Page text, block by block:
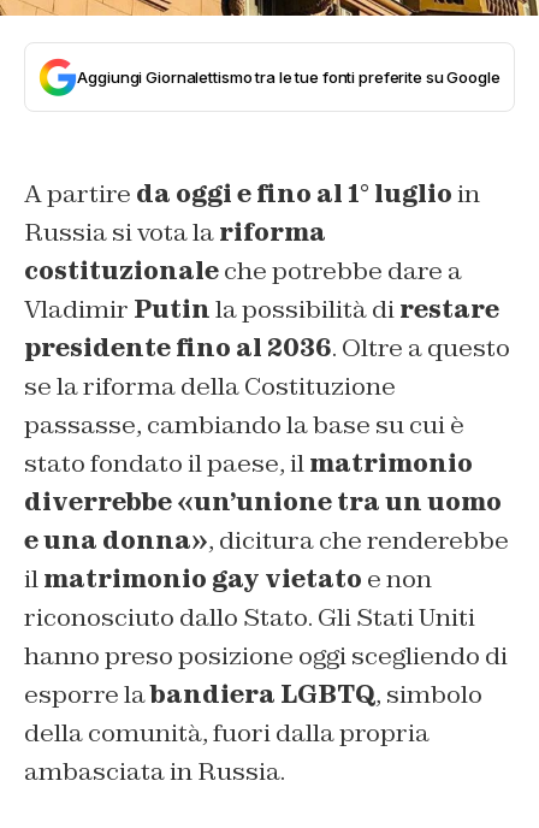
Aggiungi Giornalettismo tra le tue fonti preferite su Google
A partire da oggi e fino al 1° luglioin
Russia si vota lariforma
costituzionaleche potrebbe dare a
Vladimir Putinla possibilità direstare
presidente fino al 2036. Oltre a questo
se la riforma della Costituzione
passasse, cambiando la base su cui è
stato fondato il paese, ilmatrimonio
diverrebbe «un’unione tra un uomo
e una donna», dicitura che renderebbe
ilmatrimonio gay vietato e non
riconosciuto dallo Stato. Gli Stati Uniti
hanno preso posizione oggi scegliendo di
esporre labandiera LGBTQ, simbolo
della comunità, fuori dalla propria
ambasciata in Russia.